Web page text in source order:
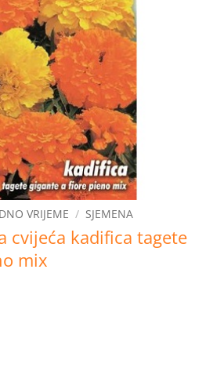
VRIJEME / SJEMENA
cvijeća kadifica tagete
mix